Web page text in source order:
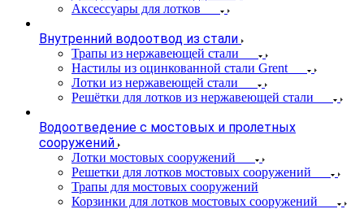
Аксессуары для лотков
Внутренний водоотвод из стали
Трапы из нержавеющей стали
Настилы из оцинкованной стали Grent
Лотки из нержавеющей стали
Решётки для лотков из нержавеющей стали
Водоотведение с мостовых и пролетных
сооружений
Лотки мостовых сооружений
Решетки для лотков мостовых сооружений
Трапы для мостовых сооружений
Корзинки для лотков мостовых сооружений